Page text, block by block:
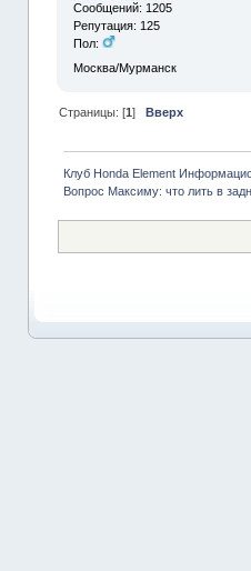
Сообщений: 1205
Репутация: 125
Пол:
Москва/Мурманск
Страницы: [1] Вверх
Клуб Honda Element
Вопрос Максиму: что лить в